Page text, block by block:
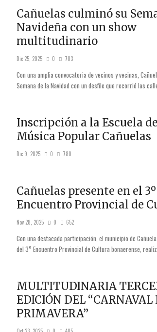
Cañuelas culminó su
Navideña con un show
multitudinario
Dic 25, 2025 0 703
Con una amplia convocatoria de vecinos y vecinas,
Semana de la Navidad con un desfile que recorrió las
Inscripción a la Escuela de
Música Popular Cañuelas
Dic 9, 2025 0 780
Cañuelas presente en el 3º
Encuentro Provincial de
Nov 28, 2025 0 652
Con una destacada participación, el municipio de
del 3° Encuentro Provincial de Cultura bonaerense,
MULTITUDINARIA
EDICIÓN DEL “CARNAVAL
PRIMAVERA”